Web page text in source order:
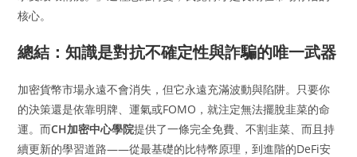
核心。
總結：知識是對抗不確定性與詐騙的唯一武器
加密貨幣市場永遠不會消失，但它永遠充滿波動與陷阱。只要你
的決策還是依靠明牌、運氣或FOMO，就注定無法擺脫韭菜的命
運。而CH加密中心學院提供了一條完全免費、不割韭菜、而且持
續更新的學習道路——從最基礎的比特幣原理，到進階的DeFi安